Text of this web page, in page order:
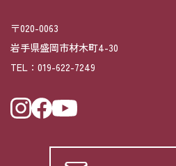
〒020-0063
岩手県盛岡市材木町4-30
TEL： 019-622-7249